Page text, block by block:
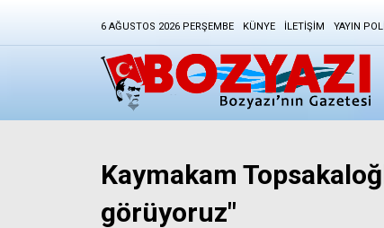
6 AĞUSTOS 2026 PERŞEMBE KÜNYE İLETIŞIM YAYIN
Kaymakam
görüyoruz"